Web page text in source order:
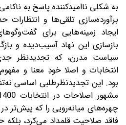
به شکلی ناامیدکننده پاسخ به
برآورده‌سازی تلقی‌ها و انتظارات
ایجاد زمینه‌هایی برای
بازسازی این نهاد آسیب‌دیده و
سیاست مدرن، که تجدیدنظر جدی
انتخابات و اصلا خودِ معنا و
بود. این تجدیدنظرطلبی اساسی
چهره‌های میانه‌رویی را که پیش‌تر
فاقد صلاحیت قلمداد می‌کرد،